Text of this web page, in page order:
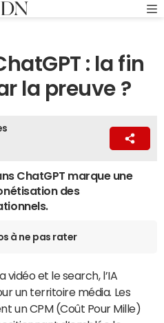
: la fin
la preuve ?
ChatGPT marque une
des
à ne pas rater
vidéo et le search, l’IA
un territoire média. Les
un CPM (Coût Pour Mille)